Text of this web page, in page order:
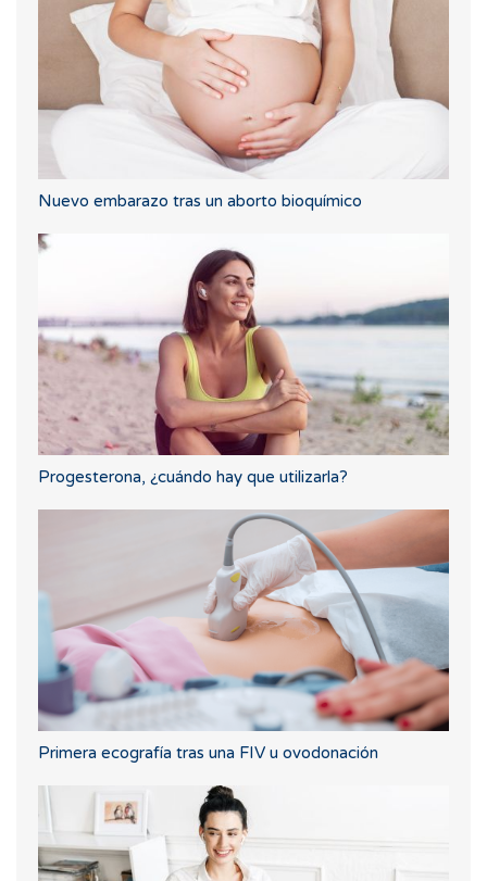
Nuevo embarazo tras un aborto bioquímico
Progesterona, ¿cuándo hay que utilizarla?
Primera ecografía tras una FIV u ovodonación